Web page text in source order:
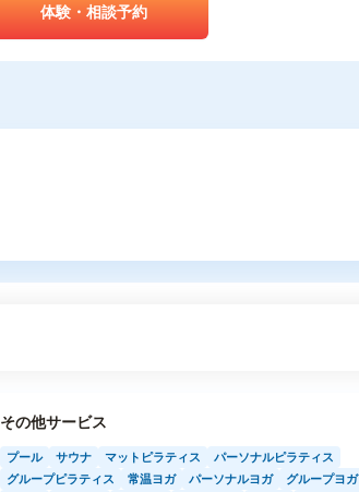
体験・相談予約
その他サービス
プール サウナ マットピラティス
パーソナルピラティス
グループピラティス
常温ヨガ パーソナルヨガ
グループヨガ